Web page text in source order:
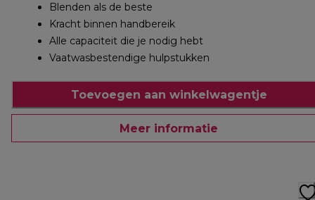
Blenden als de beste
Kracht binnen handbereik
Alle capaciteit die je nodig hebt
Vaatwasbestendige hulpstukken
Toevoegen aan winkelwagentje
Meer informatie